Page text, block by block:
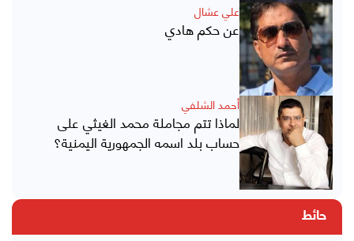
علي عشال
عن حكم هادي
أحمد الشلفي
لماذا تتم مجاملة محمد الغيثي على
حساب بلد اسمه الجمهورية اليمنية؟
حائط